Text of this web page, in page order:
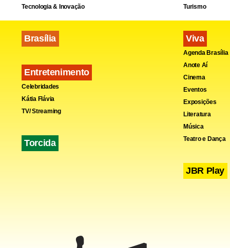
Tecnologia & Inovação
Brasília
Entretenimento
Celebridades
Kátia Flávia
TV/ Streaming
Torcida
Turismo
Viva
Agenda Brasília
Anote Aí
Cinema
Eventos
Exposições
Literatura
Música
Teatro e Dança
JBR Play